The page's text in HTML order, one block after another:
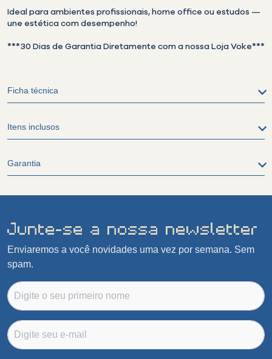
Ideal para ambientes profissionais, home office ou estudos —
une estética com desempenho!
***30 Dias de Garantia Diretamente com a nossa Loja Voke***
Ficha técnica
Itens inclusos
Garantia
Junte-se a nossa newsletter
Enviaremos a você novidades uma vez por semana. Sem
spam.